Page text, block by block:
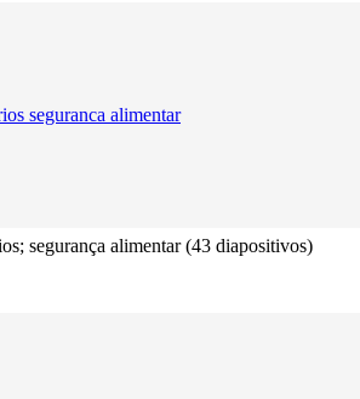
seguranca alimentar
segurança alimentar (43 diapositivos)